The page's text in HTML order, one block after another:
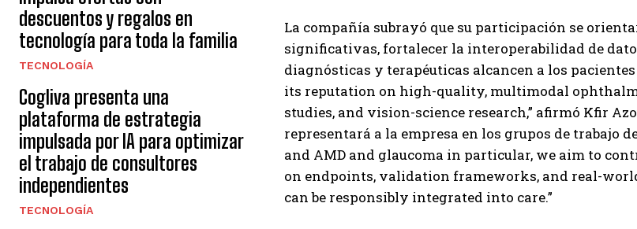
aumentar su visibilidad y fortalecer
en el mercado. Su trabajo aporta conocimientos
comunidades empresariales como la de Vaughan,
Nueva Prensa.
descuentos y regalos en
tecnología para toda la familia
TECNOLOGÍA
Cogliva presenta una
plataforma de estrategia
impulsada por IA para optimizar
el trabajo de consultores
independientes
TECNOLOGÍA
La compañía subrayó que su participación se
significativas, fortalecer la interoperabilidad de
diagnósticas y terapéuticas alcancen a los
its reputation on high-quality, multimodal
studies, and vision-science research,” afirmó Kfir
representará a la empresa en los grupos de trabajo
and AMD and glaucoma in particular, we aim to
on endpoints, validation frameworks, and real-
can be responsibly integrated into care.”